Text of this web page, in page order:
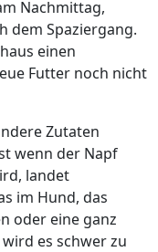
Nachmittag,
dem Spaziergang.
einen
Futter noch nicht
Zutaten
wenn der Napf
landet
im Hund, das
oder eine ganz
es schwer zu